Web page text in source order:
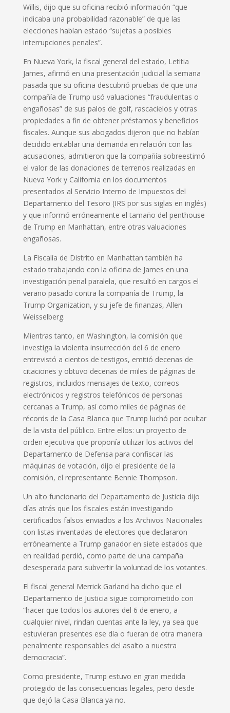
Willis, dijo que su oficina recibió información “que
indicaba una probabilidad razonable” de que las
elecciones habían estado “sujetas a posibles
interrupciones penales”.
En Nueva York, la fiscal general del estado, Letitia
James, afirmó en una presentación judicial la semana
pasada que su oficina descubrió pruebas de que una
compañía de Trump usó valuaciones “fraudulentas o
engañosas” de sus palos de golf, rascacielos y otras
propiedades a fin de obtener préstamos y beneficios
fiscales. Aunque sus abogados dijeron que no habían
decidido entablar una demanda en relación con las
acusaciones, admitieron que la compañía sobreestimó
el valor de las donaciones de terrenos realizadas en
Nueva York y California en los documentos
presentados al Servicio Interno de Impuestos del
Departamento del Tesoro (IRS por sus siglas en inglés)
y que informó erróneamente el tamaño del penthouse
de Trump en Manhattan, entre otras valuaciones
engañosas.
La Fiscalía de Distrito en Manhattan también ha
estado trabajando con la oficina de James en una
investigación penal paralela, que resultó en cargos el
verano pasado contra la compañía de Trump, la
Trump Organization, y su jefe de finanzas, Allen
Weisselberg.
Mientras tanto, en Washington, la comisión que
investiga la violenta insurrección del 6 de enero
entrevistó a cientos de testigos, emitió decenas de
citaciones y obtuvo decenas de miles de páginas de
registros, incluidos mensajes de texto, correos
electrónicos y registros telefónicos de personas
cercanas a Trump, así como miles de páginas de
récords de la Casa Blanca que Trump luchó por ocultar
de la vista del público. Entre ellos: un proyecto de
orden ejecutiva que proponía utilizar los activos del
Departamento de Defensa para confiscar las
máquinas de votación, dijo el presidente de la
comisión, el representante Bennie Thompson.
Un alto funcionario del Departamento de Justicia dijo
días atrás que los fiscales están investigando
certificados falsos enviados a los Archivos Nacionales
con listas inventadas de electores que declararon
erróneamente a Trump ganador en siete estados que
en realidad perdió, como parte de una campaña
desesperada para subvertir la voluntad de los votantes.
El fiscal general Merrick Garland ha dicho que el
Departamento de Justicia sigue comprometido con
“hacer que todos los autores del 6 de enero, a
cualquier nivel, rindan cuentas ante la ley, ya sea que
estuvieran presentes ese día o fueran de otra manera
penalmente responsables del asalto a nuestra
democracia”.
Como presidente, Trump estuvo en gran medida
protegido de las consecuencias legales, pero desde
que dejó la Casa Blanca ya no.